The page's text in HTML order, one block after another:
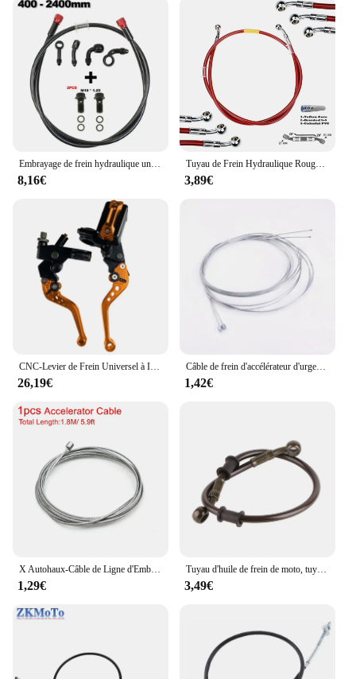
compatibility with a wide range of motorcycle types
make it a convenient choice for those looking to
upgrade their braking system. With its robust
construction and unwavering performance, the
cable frein moto stands as a testament to the fusion
of functionality and convenience, ensuring that
your motorcycle remains safe and responsive in
every ride.
Embrayage de frein hydraulique universel en acier pour moto M10, tuyau de ligne, tube pour vélo D343, cyclomoteur RL, scooter, Façades Cub, UTV Go Kart
8,16€
Tuyau de Frein Hydraulique Rouge, Ligne DOT, 10mm, 28 °, Banjo pour Suzuki, Kawasaki, Yamaha, Tuyau d'Huile Tressé, 400mm-2200mm
3,89€
CNC-Levier de Frein Universel à Intervalles Master, Câble d'Embrayage, Réservoir pour Scooter dehors, Vélo D343, 7/8 Pouces, 22mm, 1 Paire
26,19€
Câble de frein d'accélérateur d'urgence pour moto, câble d'embrayage, kit de réparation, accessoires, Yamaha, SUZUKI, KAWASAKI, HONDA
1,42€
X Autohaux-Câble de Ligne d'Embrayage en Métal Universel, Longueur de 1.8m, pour Accélérateur de Frein, Accessoires pour Moto et Scooter
1,29€
Tuyau d'huile de frein de moto, tuyau d'huile d'embrayage en acier tressé, outil de conversion de frein à disque de moto, 50-120cm
3,49€